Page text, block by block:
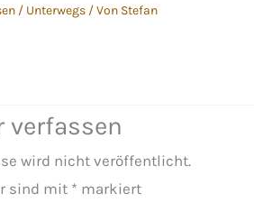
/ Unterwegs/ Von Stefan
verfassen
wird nicht veröffentlicht.
sind mit * markiert